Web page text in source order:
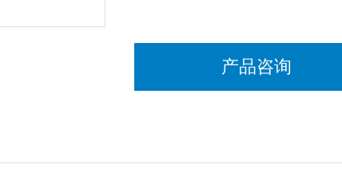
产品咨询